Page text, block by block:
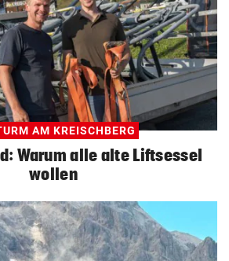
AM KREISCHBERG
Warum alle alte Liftsessel
wollen